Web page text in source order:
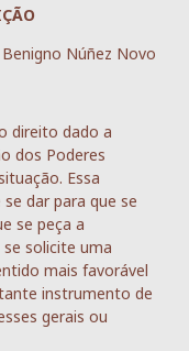
Benigno Núñez Novo
direito dado a
dos Poderes
Essa
dar para que se
se peça a
solicite uma
mais favorável
instrumento de
gerais ou